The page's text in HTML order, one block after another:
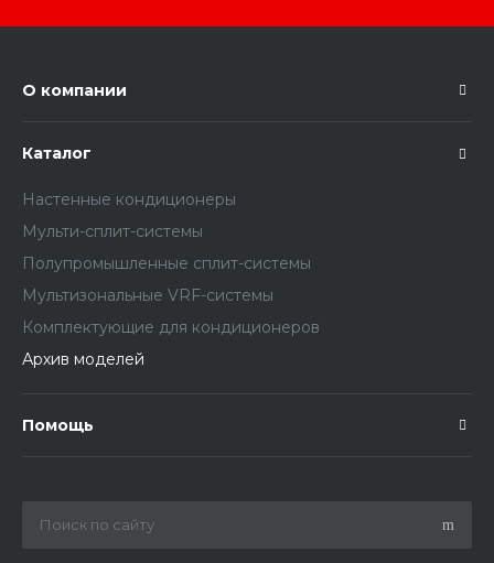
О компании
Каталог
Настенные кондиционеры
Мульти-сплит-системы
Полупромышленные сплит-системы
Мультизональные VRF-системы
Комплектующие для кондиционеров
Архив моделей
Помощь